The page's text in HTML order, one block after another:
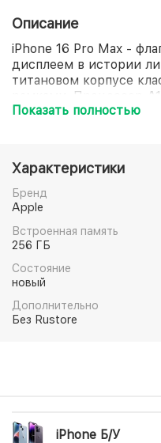
Описание
iPhone 16 Pro Max -
дисплеем в истории
титановом корпусе
рамками. Процессор
значительный прирост
зумом открывает
Отдельная сенсорная
поддержка видео 4K
идеальным
Модель ориентирована
работающих с
батареи.
Показать полностью
Характеристики
Бренд
Apple
Встроенная память
256 ГБ
Состояние
новый
Дополнительно
Без Rustore
iPhone Б/У